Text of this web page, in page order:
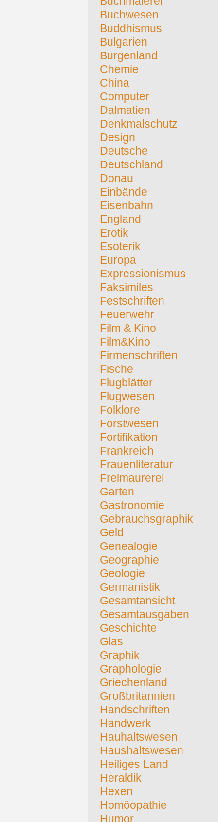
Buchwesen
Buddhismus
Bulgarien
Burgenland
Chemie
China
Computer
Dalmatien
Denkmalschutz
Design
Deutsche
Deutschland
Donau
Einbände
Eisenbahn
England
Erotik
Esoterik
Europa
Expressionismus
Faksimiles
Festschriften
Feuerwehr
Film & Kino
Film&Kino
Firmenschriften
Fische
Flugblätter
Flugwesen
Folklore
Forstwesen
Fortifikation
Frankreich
Frauenliteratur
Freimaurerei
Garten
Gastronomie
Gebrauchsgraphik
Geld
Genealogie
Geographie
Geologie
Germanistik
Gesamtansicht
Gesamtausgaben
Geschichte
Glas
Graphik
Graphologie
Griechenland
Großbritannien
Handschriften
Handwerk
Hauhaltswesen
Haushaltswesen
Heiliges Land
Heraldik
Hexen
Homöopathie
Humor